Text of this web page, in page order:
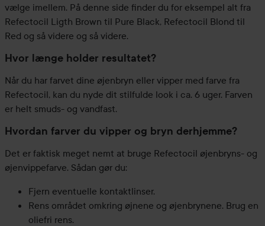
vælge imellem. På denne side finder du for eksempel alt fra
Refectocil Ligth Brown til Pure Black, Refectocil Blond til
Red og så videre og så videre.
Hvor længe holder resultatet?
Når du har farvet dine øjenbryn eller vipper med farve fra
Refectocil, kan du nyde dit stilfulde look i ca. 6 uger. Farven
er helt smuds- og vandfast.
Hvordan farver du vipper og bryn derhjemme?
Det er faktisk meget nemt at bruge Refectocil øjenbryns- og
øjenvippefarve. Sådan gør du:
Fjern eventuelle kontaktlinser.
Rens området omkring øjnene og øjenbrynene. Brug en
oliefri rens.